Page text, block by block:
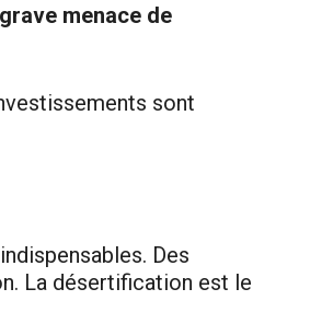
menace de
sont
Des
La désertification est le